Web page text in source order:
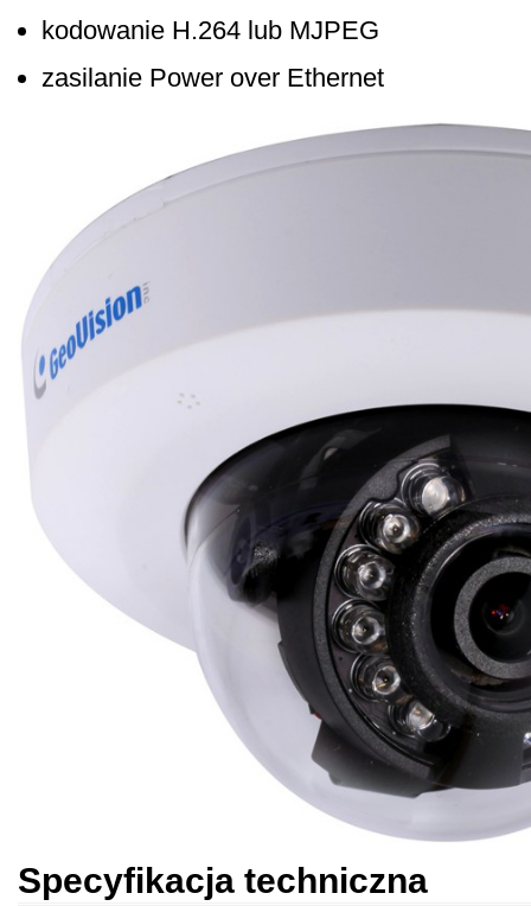
kodowanie H.264 lub MJPEG
zasilanie Power over Ethernet
Specyfikacja techniczna